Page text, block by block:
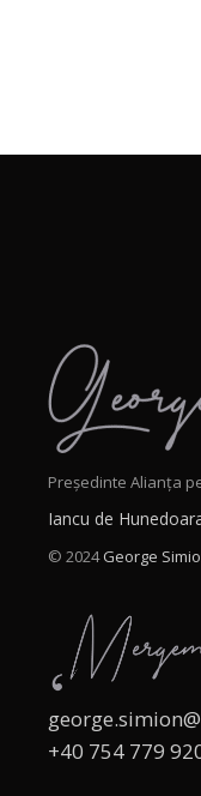
Președinte Alianța
Iancu de
© 2024George
+40 754 779